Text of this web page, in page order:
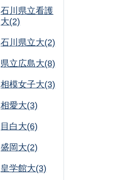
石川県立看護
大(2)
石川県立大(2)
県立広島大(8)
相模女子大(3)
相愛大(3)
目白大(6)
盛岡大(2)
皇学館大(3)